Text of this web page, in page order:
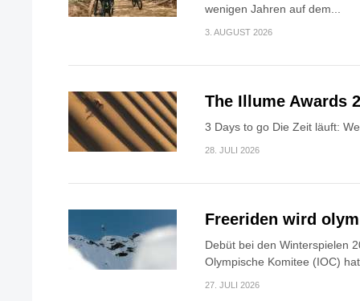
wenigen Jahren auf dem...
3. AUGUST 2026
The Illume Awards
3 Days to go Die Zeit läuft:
28. JULI 2026
Freeriden wird
Debüt bei den Winterspielen
Olympische Komitee (IOC)
27. JULI 2026